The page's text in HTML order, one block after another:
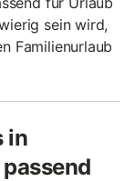
sein wird,
Familienurlaub
in